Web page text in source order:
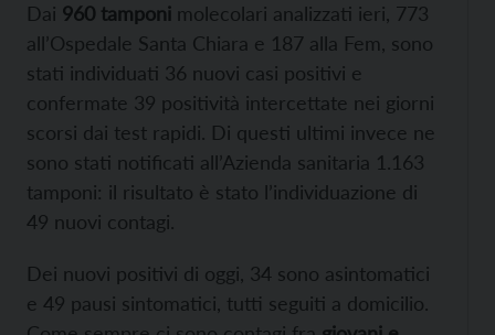
Dai 960 tamponi molecolari analizzati ieri, 773
all’Ospedale Santa Chiara e 187 alla Fem, sono
stati individuati 36 nuovi casi positivi e
confermate 39 positività intercettate nei giorni
scorsi dai test rapidi. Di questi ultimi invece ne
sono stati notificati all’Azienda sanitaria 1.163
tamponi: il risultato è stato l’individuazione di
49 nuovi contagi.
Dei nuovi positivi di oggi, 34 sono asintomatici
e 49 pausi sintomatici, tutti seguiti a domicilio.